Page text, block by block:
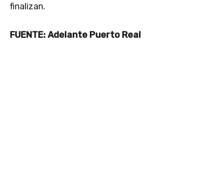
finalizan.
FUENTE: Adelante Puerto Real